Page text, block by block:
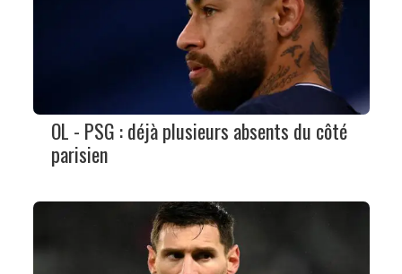
OL - PSG : déjà plusieurs absents du côté
parisien